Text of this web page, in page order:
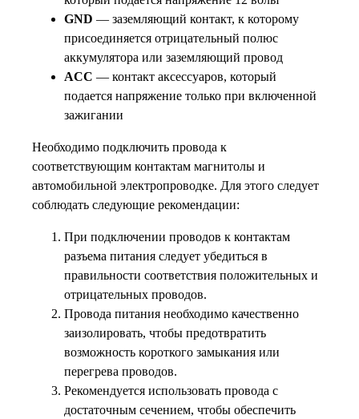
GND — заземляющий контакт, к которому
присоединяется отрицательный полюс
аккумулятора или заземляющий провод
ACC — контакт аксессуаров, который
подается напряжение только при включенной
зажигании
Необходимо подключить провода к
соответствующим контактам магнитолы и
автомобильной электропроводке. Для этого следует
соблюдать следующие рекомендации:
При подключении проводов к контактам
разъема питания следует убедиться в
правильности соответствия положительных и
отрицательных проводов.
Провода питания необходимо качественно
заизолировать, чтобы предотвратить
возможность короткого замыкания или
перегрева проводов.
Рекомендуется использовать провода с
достаточным сечением, чтобы обеспечить